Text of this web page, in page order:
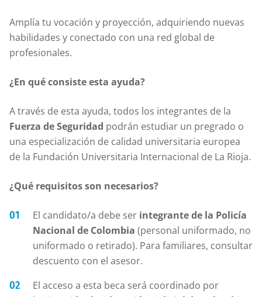
Amplía tu vocación y proyección, adquiriendo nuevas
habilidades y conectado con una red global de
profesionales.
¿En qué consiste esta ayuda?
A través de esta ayuda, todos los integrantes de la
Fuerza de Seguridad podrán estudiar un pregrado o
una especialización de calidad universitaria europea
de la Fundación Universitaria Internacional de La Rioja.
¿Qué requisitos son necesarios?
El candidato/a debe ser integrante de la Policía
Nacional de Colombia (personal uniformado, no
uniformado o retirado). Para familiares, consultar
descuento con el asesor.
El acceso a esta beca será coordinado por